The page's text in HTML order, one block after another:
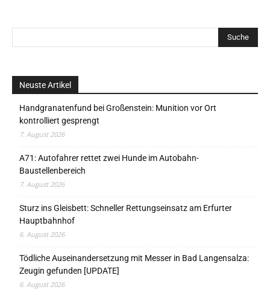
Neuste Artikel
Handgranatenfund bei Großenstein: Munition vor Ort
kontrolliert gesprengt
7. August 2026
A71: Autofahrer rettet zwei Hunde im Autobahn-
Baustellenbereich
7. August 2026
Sturz ins Gleisbett: Schneller Rettungseinsatz am Erfurter
Hauptbahnhof
6. August 2026
Tödliche Auseinandersetzung mit Messer in Bad Langensalza:
Zeugin gefunden [UPDATE]
6. August 2026